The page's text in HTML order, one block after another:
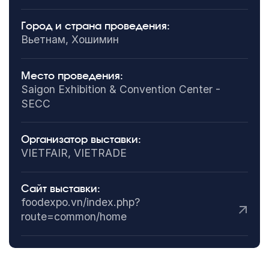
Город и страна проведения:
Вьетнам, Хошимин
Место проведения:
Saigon Exhibition & Convention Center -
SECC
Организатор выставки:
VIETFAIR, VIETRADE
Сайт выставки:
foodexpo.vn/index.php?
route=common/home